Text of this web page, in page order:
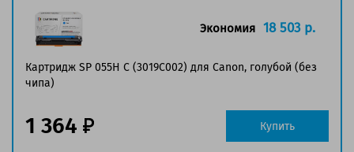
Вид товара:
Оригинальность:
Оригинальный
Цвет:Голубой
Ресурс:5 900 страниц формата А4 при 5%
заполнении страницы.
Картридж SP 055H C (3019C002) для Canon, голубой (без
чипа)
Экономия 18 503 р.
1 364 Купить